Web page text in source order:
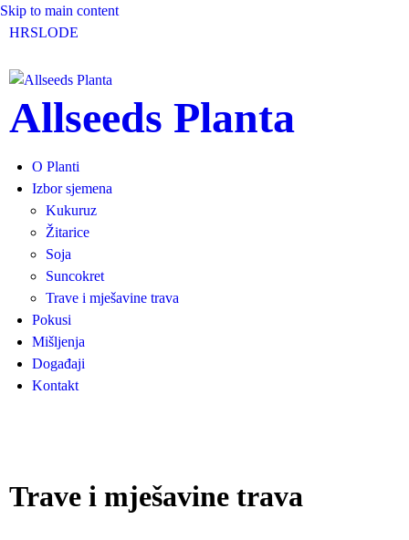
Skip to main content
HRSLODE
Allseeds Planta
O Planti
Izbor sjemena
Kukuruz
Žitarice
Soja
Suncokret
Trave i mješavine trava
Pokusi
Mišljenja
Događaji
Kontakt
Trave i mješavine trava